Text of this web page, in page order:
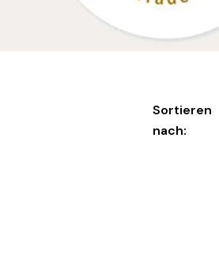
Sortieren
nach: